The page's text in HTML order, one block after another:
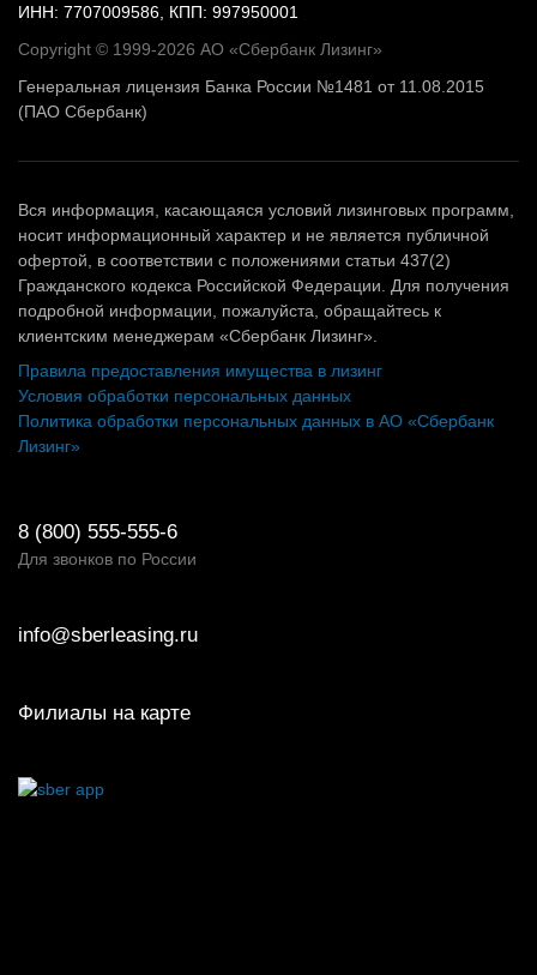
ИНН: 7707009586, КПП: 997950001
Copyright © 1999-2026 АО «Сбербанк Лизинг»
Генеральная лицензия Банка России №1481 от 11.08.2015
(ПАО Сбербанк)
Вся информация, касающаяся условий лизинговых программ,
носит информационный характер и не является публичной
офертой, в соответствии с положениями статьи 437(2)
Гражданского кодекса Российской Федерации. Для получения
подробной информации, пожалуйста, обращайтесь к
клиентским менеджерам «Сбербанк Лизинг».
Правила предоставления имущества в лизинг
Условия обработки персональных данных
Политика обработки персональных данных в АО «Сбербанк
Лизинг»
8 (800) 555-555-6
Для звонков по России
info@sberleasing.ru
Филиалы на карте